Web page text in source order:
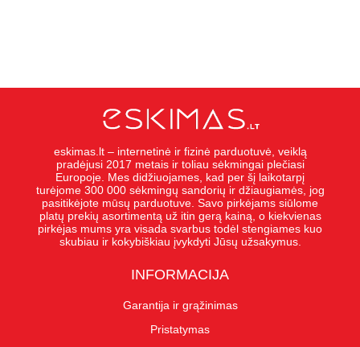
eskimas.lt – internetinė ir fizinė parduotuvė, veiklą
pradėjusi 2017 metais ir toliau sėkmingai plečiasi
Europoje. Mes didžiuojames, kad per šį laikotarpį
turėjome 300 000 sėkmingų sandorių ir džiaugiamės, jog
pasitikėjote mūsų parduotuve. Savo pirkėjams siūlome
platų prekių asortimentą už itin gerą kainą, o kiekvienas
pirkėjas mums yra visada svarbus todėl stengiames kuo
skubiau ir kokybiškiau įvykdyti Jūsų užsakymus.
INFORMACIJA
Garantija ir grąžinimas
Pristatymas